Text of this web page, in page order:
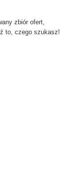
zbiór ofert,
to, czego szukasz!